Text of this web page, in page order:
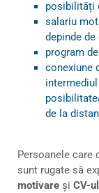
posibilități
salariu
depinde
program
conexiune
de la
Persoanele care
sunt rugate să
motivare și CV-